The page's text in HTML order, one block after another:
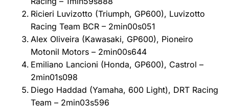
Ricieri Luvizotto (Triumph, GP600), Luvizotto
Racing Team BCR – 2min00s051
Alex Oliveira (Kawasaki, GP600), Pioneiro
Motonil Motors – 2min00s644
Emiliano Lancioni (Honda, GP600), Castrol –
2min01s098
Diego Haddad (Yamaha, 600 Light), DRT Racing
Team – 2min03s596